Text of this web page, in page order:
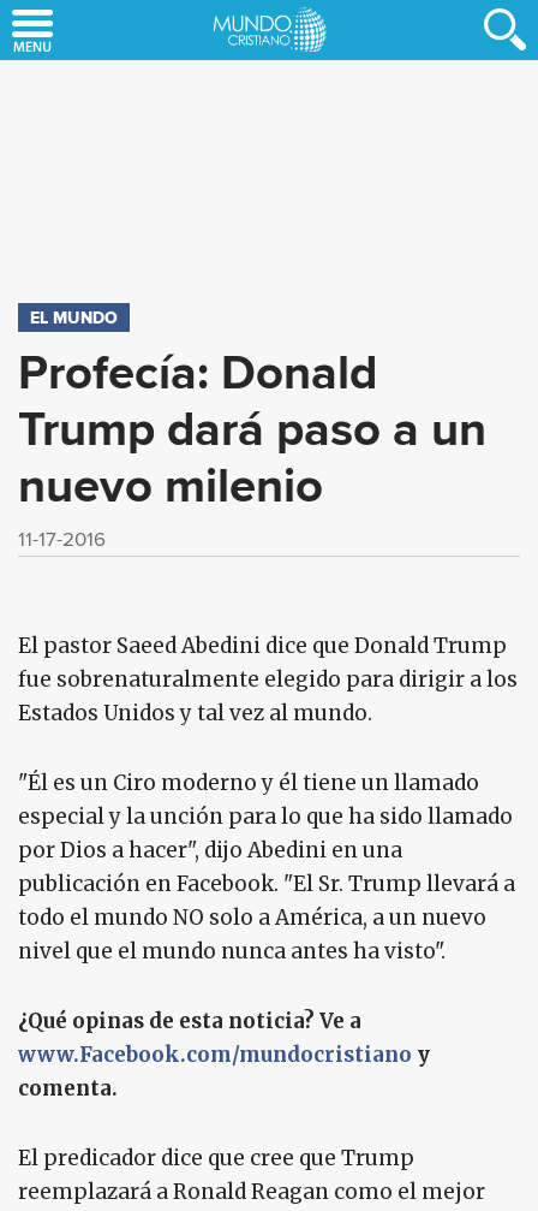
to
EL MUNDO
Profecía: Donald
Trump dará paso a un
nuevo milenio
11-17-2016
El pastor Saeed Abedini dice que Donald Trump
fue sobrenaturalmente elegido para dirigir a los
Estados Unidos y tal vez al mundo.
"Él es un Ciro moderno y él tiene un llamado
especial y la unción para lo que ha sido llamado
por Dios a hacer", dijo Abedini en una
publicación en Facebook. "El Sr. Trump llevará a
todo el mundo NO solo a América, a un nuevo
nivel que el mundo nunca antes ha visto".
¿Qué opinas de esta noticia? Ve a
www.Facebook.com/mundocristiano y
comenta.
El predicador dice que cree que Trump
reemplazará a Ronald Reagan como el mejor